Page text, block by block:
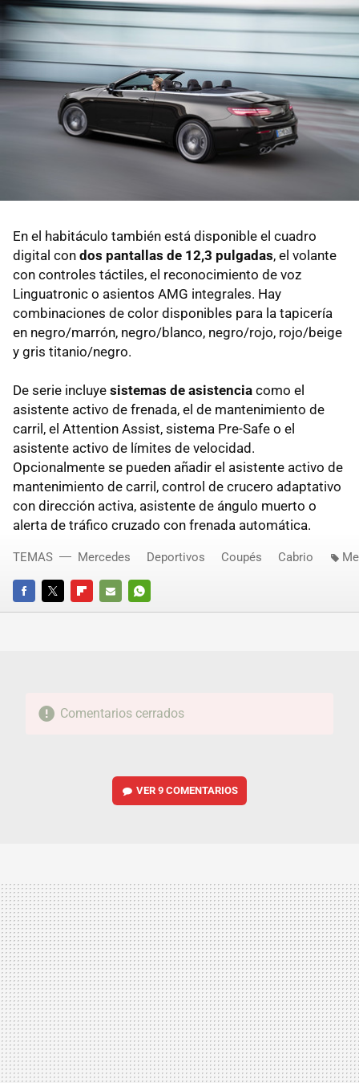
En el habitáculo también está disponible el cuadro
digital con dos pantallas de 12,3 pulgadas, el volante
con controles táctiles, el reconocimiento de voz
Linguatronic o asientos AMG integrales. Hay
combinaciones de color disponibles para la tapicería
en negro/marrón, negro/blanco, negro/rojo, rojo/beige
y gris titanio/negro.
De serie incluye sistemas de asistencia como el
asistente activo de frenada, el de mantenimiento de
carril, el Attention Assist, sistema Pre-Safe o el
asistente activo de límites de velocidad.
Opcionalmente se pueden añadir el asistente activo de
mantenimiento de carril, control de crucero adaptativo
con dirección activa, asistente de ángulo muerto o
alerta de tráfico cruzado con frenada automática.
FACEBOOKTWITTERFLIPBOARD
E-
WHATSAPP
TEMAS Mercedes Deportivos Coupés Cabrio
Comentarios cerrados
VER9 COMENTARIOS